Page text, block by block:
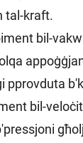
tal-kraft.
bil-
pprovduta
bil-